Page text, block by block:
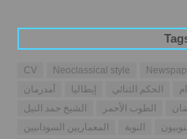
CV Neoclassical style
أمدرمان
إيطاليا الحكم الثنائي
الشيخ حمد النيل
الطوب الأحمر
المعماريين السودانيين
النوبة النوبيون